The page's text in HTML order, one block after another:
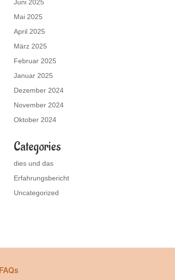
Juni 2025
Mai 2025
April 2025
März 2025
Februar 2025
Januar 2025
Dezember 2024
November 2024
Oktober 2024
Categories
dies und das
Erfahrungsbericht
Uncategorized
FAQs